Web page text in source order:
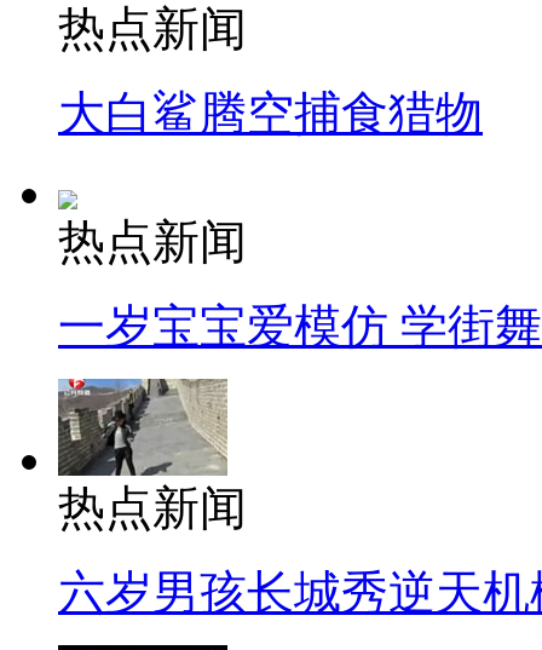
热点新闻
大白鲨腾空捕食猎物
热点新闻
一岁宝宝爱模仿 学街
热点新闻
六岁男孩长城秀逆天机